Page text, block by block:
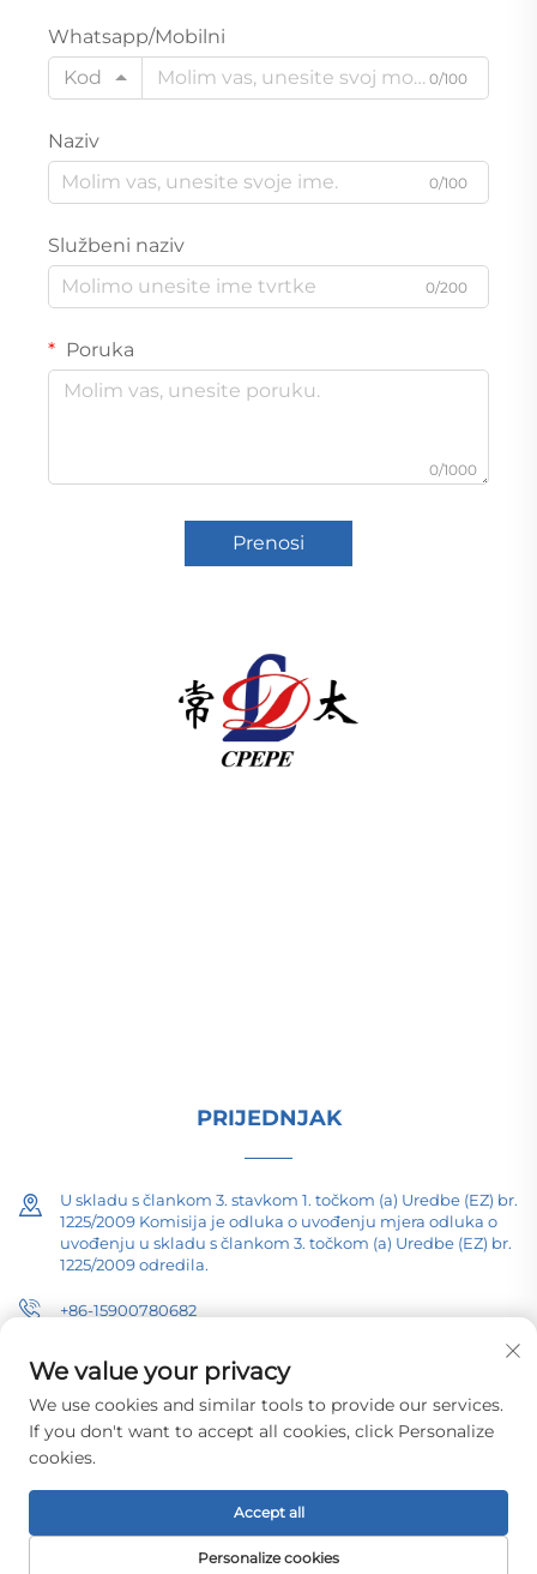
Whatsapp/Mobilni
Kod
0/100
Naziv
0/100
Službeni naziv
0/200
Poruka
0/1000
Prenosi
PRIJEDNJAK
U skladu s člankom 3. stavkom 1. točkom (a) Uredbe (EZ) br.
1225/2009 Komisija je odluka o uvođenju mjera odluka o
uvođenju u skladu s člankom 3. točkom (a) Uredbe (EZ) br.
1225/2009 odredila.
+86-15900780682
[email protected]
Copyright © 2026 Changzhou Pacific Electric Equipment (Group) Co.,
Ltd. Sva prava su rezervirana. Politika privatnosti
We value your privacy
We use cookies and similar tools to provide our services.
If you don't want to accept all cookies, click Personalize
cookies.
Personalize cookies
Accept all